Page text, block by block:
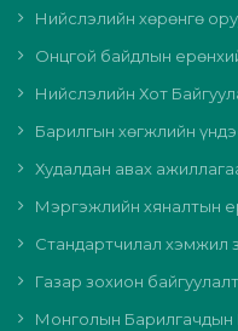
Нийслэлийн хөрөнгө
Онцгой байдлын
Нийслэлийн Хот
Барилгын хөгжлийн
Худалдан авах
Мэргэжлийн хяналтын
Стандартчилал хэмжил
Газар зохион
Монголын Барилгачдын